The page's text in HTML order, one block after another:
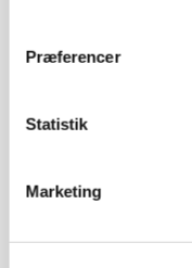
Præferencer
Statistik
Marketing
Snart kan man